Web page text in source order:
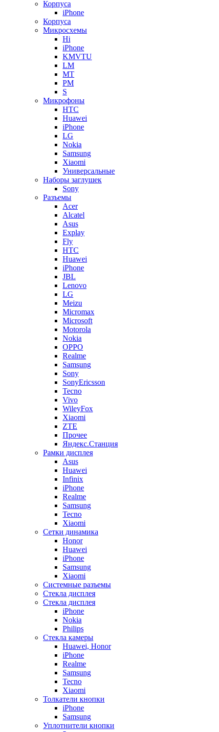
Корпуса
iPhone
Корпуса
Микросхемы
Hi
iPhone
KMVTU
LM
MT
PM
S
Микрофоны
HTC
Huawei
iPhone
LG
Nokia
Samsung
Xiaomi
Универсальные
Наборы заглушек
Sony
Разъемы
Acer
Alcatel
Asus
Explay
Fly
HTC
Huawei
iPhone
JBL
Lenovo
LG
Meizu
Micromax
Microsoft
Motorola
Nokia
OPPO
Realme
Samsung
Sony
SonyEricsson
Tecno
Vivo
WileyFox
Xiaomi
ZTE
Прочее
Яндекс.Станция
Рамки дисплея
Asus
Huawei
Infinix
iPhone
Realme
Samsung
Tecno
Xiaomi
Сетки динамика
Honor
Huawei
iPhone
Samsung
Xiaomi
Системные разъемы
Стекла дисплея
Стекла дисплея
iPhone
Nokia
Philips
Стекла камеры
Huawei, Honor
iPhone
Realme
Samsung
Tecno
Xiaomi
Толкатели кнопки
iPhone
Samsung
Уплотнители кнопки